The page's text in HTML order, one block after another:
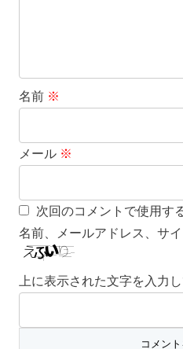
名前 ※
メール ※
次回のコメントで使用す
名前、メールアドレス、サイ
上に表示された文字を入力